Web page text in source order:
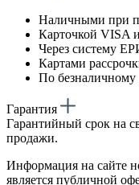
Наличными при
Карточкой VISA
Через систему
Картами
По безналичному
Гарантия
Гарантийный срок на
продажи.
Информация на сайте
является публичной